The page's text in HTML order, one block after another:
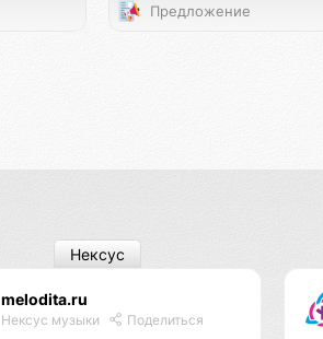
Предложение
melodita.ru
Нексус музыки Поделиться
Нексус